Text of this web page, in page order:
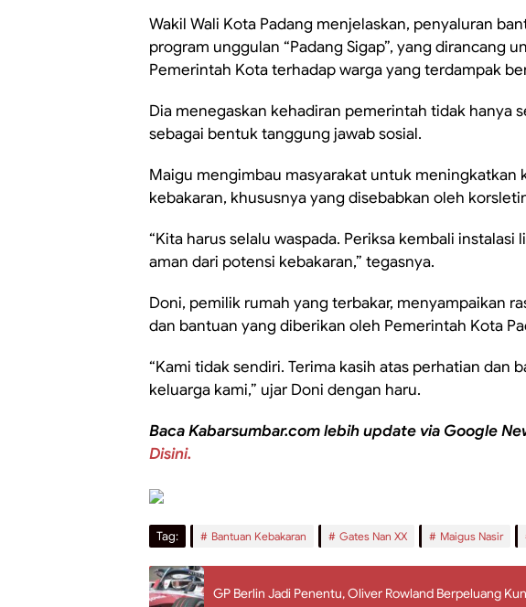
Wakil Wali Kota Padang menjelaskan, penyaluran
program unggulan “Padang Sigap”, yang dirancang
Pemerintah Kota terhadap warga yang terdampak
Dia menegaskan kehadiran pemerintah tidak hanya
sebagai bentuk tanggung jawab sosial.
Maigu mengimbau masyarakat untuk meningkatkan
kebakaran, khususnya yang disebabkan oleh
“Kita harus selalu waspada. Periksa kembali
aman dari potensi kebakaran,” tegasnya.
Doni, pemilik rumah yang terbakar, menyampaikan
dan bantuan yang diberikan oleh Pemerintah Kota
“Kami tidak sendiri. Terima kasih atas perhatian dan
keluarga kami,” ujar Doni dengan haru.
Baca Kabarsumbar.com lebih update via Google
Disini.
Tag: Bantuan Kebakaran Gates Nan XX Maigus Nasir
GP Berlin Jadi Penentu, Oliver Rowland Berpeluang